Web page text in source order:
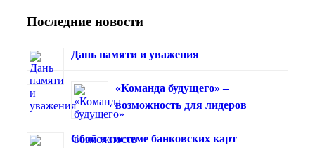
Последние новости
Дань памяти и уважения
«Команда будущего» –
возможность для лидеров
Сбой в системе банковских карт